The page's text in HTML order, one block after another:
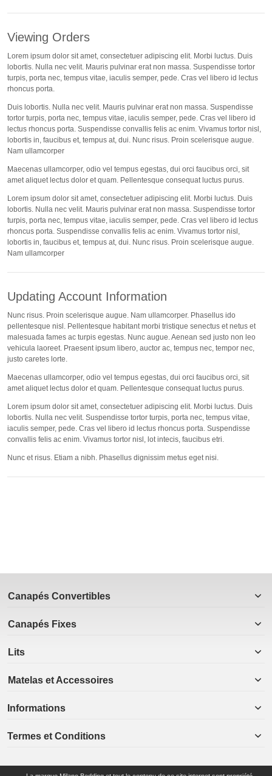
Viewing Orders
Lorem ipsum dolor sit amet, consectetuer adipiscing elit. Morbi luctus. Duis
lobortis. Nulla nec velit. Mauris pulvinar erat non massa. Suspendisse tortor
turpis, porta nec, tempus vitae, iaculis semper, pede. Cras vel libero id lectus
rhoncus porta.
Duis lobortis. Nulla nec velit. Mauris pulvinar erat non massa. Suspendisse
tortor turpis, porta nec, tempus vitae, iaculis semper, pede. Cras vel libero id
lectus rhoncus porta. Suspendisse convallis felis ac enim. Vivamus tortor nisl,
lobortis in, faucibus et, tempus at, dui. Nunc risus. Proin scelerisque augue.
Nam ullamcorper
Maecenas ullamcorper, odio vel tempus egestas, dui orci faucibus orci, sit
amet aliquet lectus dolor et quam. Pellentesque consequat luctus purus.
Lorem ipsum dolor sit amet, consectetuer adipiscing elit. Morbi luctus. Duis
lobortis. Nulla nec velit. Mauris pulvinar erat non massa. Suspendisse tortor
turpis, porta nec, tempus vitae, iaculis semper, pede. Cras vel libero id lectus
rhoncus porta. Suspendisse convallis felis ac enim. Vivamus tortor nisl,
lobortis in, faucibus et, tempus at, dui. Nunc risus. Proin scelerisque augue.
Nam ullamcorper
Updating Account Information
Nunc risus. Proin scelerisque augue. Nam ullamcorper. Phasellus ido
pellentesque nisl. Pellentesque habitant morbi tristique senectus et netus et
malesuada fames ac turpis egestas. Nunc augue. Aenean sed justo non leo
vehicula laoreet. Praesent ipsum libero, auctor ac, tempus nec, tempor nec,
justo caretes lorte.
Maecenas ullamcorper, odio vel tempus egestas, dui orci faucibus orci, sit
amet aliquet lectus dolor et quam. Pellentesque consequat luctus purus.
Lorem ipsum dolor sit amet, consectetuer adipiscing elit. Morbi luctus. Duis
lobortis. Nulla nec velit. Suspendisse tortor turpis, porta nec, tempus vitae,
iaculis semper, pede. Cras vel libero id lectus rhoncus porta. Suspendisse
convallis felis ac enim. Vivamus tortor nisl, lot intecis, faucibus etri.
Nunc et risus. Etiam a nibh. Phasellus dignissim metus eget nisi.
Canapés Convertibles
Canapés Fixes
Lits
Matelas et Accessoires
Informations
Termes et Conditions